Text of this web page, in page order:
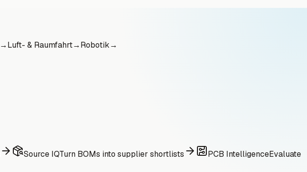
→Luft- & Raumfahrt→Robotik→
Source IQTurn BOMs into supplier shortlists PCB IntelligenceEvaluate